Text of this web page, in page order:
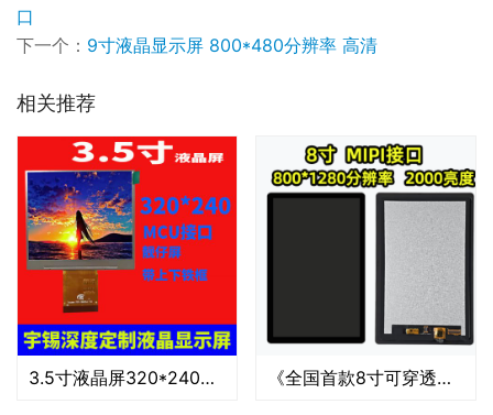
口
下一个： 9寸液晶显示屏 800*480分辨率 高清
相关推荐
3.5寸液晶屏320*240MCU接口靓仔屏带上下铁框 《全国首款8寸可穿透可过广五认证2000nit屏幕模组深圳宇锡敬献》